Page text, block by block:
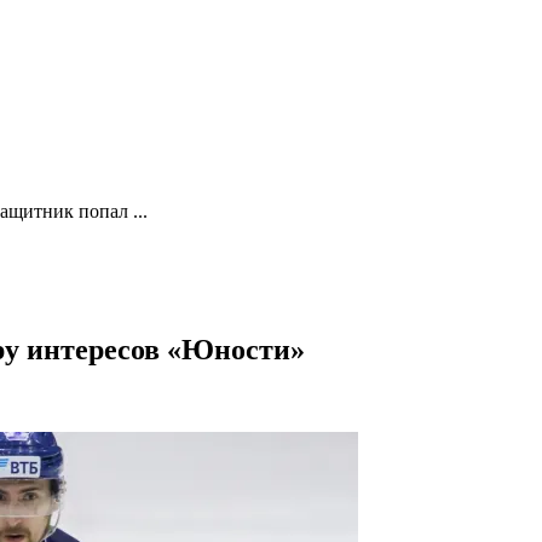
попал ...
интересов «Юности»